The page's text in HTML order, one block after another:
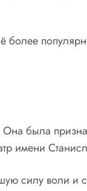
более
была
имени
силу воли и